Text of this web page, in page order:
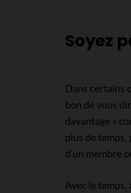
Soyez
Dans certains
bon de vous
davantage «
plus de
d’un membre
Avec le